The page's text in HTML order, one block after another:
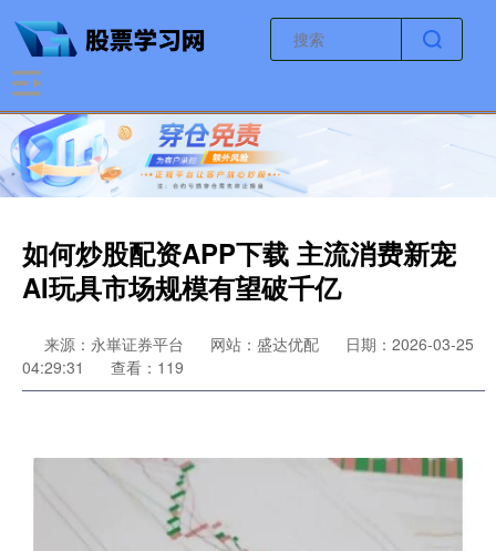
如何炒股配资APP下载 主流消费新宠
AI玩具市场规模有望破千亿
来源：永崋证券平台 网站：盛达优配
日期：2026-03-25
04:29:31
查看：119